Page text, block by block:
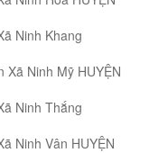
Ninh Khang
Xã Ninh Mỹ HUYỆN
Ninh Thắng
Ninh Vân HUYỆN